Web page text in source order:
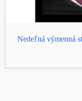
Nedeľná výmenná